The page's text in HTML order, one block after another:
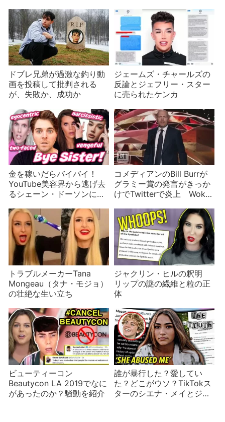
ドブレ兄弟が過激な釣り動
画を投稿して批判される
が、失敗か、成功か
ジェームズ・チャールズの
反論とジェフリー・スター
に売られたケンカ
金を稼いだらバイバイ！
YouTube美容界から逃げ去
るシェーン・ドーソンに非
コメディアンのBill Burrが
グラミー賞の発言がきっか
けでTwitterで炎上 Woke
も
トラブルメーカーTana
Mongeau（タナ・モジョ）
の壮絶な生い立ち
ジャクリン・ヒルの釈明
リップの謎の繊維と粒の正
体
ビューティーコン
Beautycon LA 2019でなに
があったのか？騒動を紹介
誰が暴行した？愛してい
た？どこがウソ？TikTokス
ターのシエナ・メイとジャ